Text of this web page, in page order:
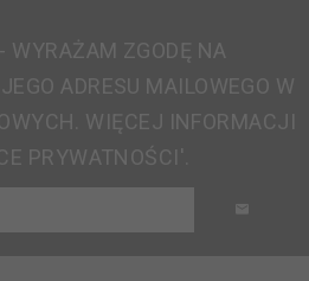
WYRAŻAM ZGODĘ NA
ADRESU MAILOWEGO W
WIĘCEJ INFORMACJI
PRYWATNOŚCI'.